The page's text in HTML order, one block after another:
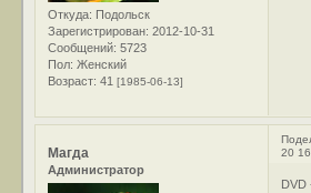
Откуда: Подольск
Зарегистрирован: 2012-10-31
Сообщений: 5723
Пол: Женский
Возраст: 41[1985-06-13]
20
Магда
Администратор
DVD